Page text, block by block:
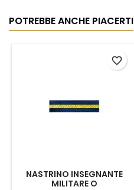
POTREBBE ANCHE PIACERTI
NASTRINO INSEGNANTE
MILITARE O
favorite_border